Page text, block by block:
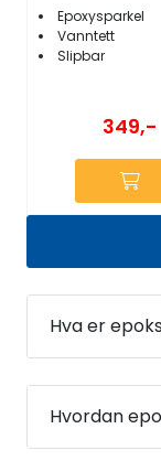
Epoxysparkel
Vanntett
Slipbar
349,-
Hva er
Hvordan